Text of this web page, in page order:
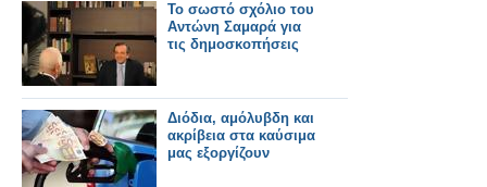
Το σωστό σχόλιο του
Αντώνη Σαμαρά για
τις δημοσκοπήσεις
Διόδια, αμόλυβδη και
ακρίβεια στα καύσιμα
μας εξοργίζουν